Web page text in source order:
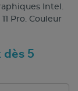
Intel.
Pro. Couleur
dès 5